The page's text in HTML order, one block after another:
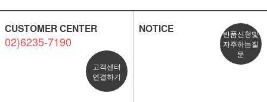
CUSTOMER CENTER
02)6235-7190
고객센터
연결하기
NOTICE
반품신청및
자주하는질
문